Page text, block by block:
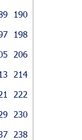
190
198
206
214
222
230
238